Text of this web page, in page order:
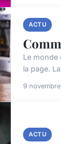
ACTU
Le monde
la page.
9
ACTU